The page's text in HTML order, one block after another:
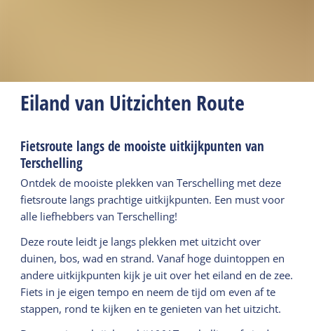
Eiland van Uitzichten Route
Fietsroute langs de mooiste uitkijkpunten van
Terschelling
Ontdek de mooiste plekken van Terschelling met deze
fietsroute langs prachtige uitkijkpunten. Een must voor
alle liefhebbers van Terschelling!
Deze route leidt je langs plekken met uitzicht over
duinen, bos, wad en strand. Vanaf hoge duintoppen en
andere uitkijkpunten kijk je uit over het eiland en de zee.
Fiets in je eigen tempo en neem de tijd om even af te
stappen, rond te kijken en te genieten van het uitzicht.